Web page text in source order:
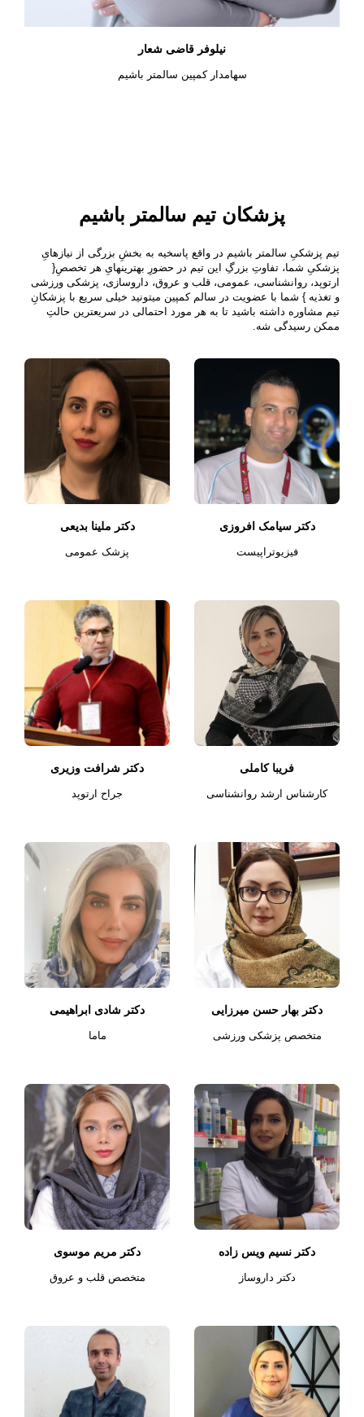
نیلوفر قاضی شعار
سهامدار کمپین سالمتر باشیم
پزشکان تیم سالمتر باشیم
تیم پزشکیِ سالمتر باشیم در واقع پاسخیه به بخشِ بزرگی از نیازهایِ
پزشکیِ شما، تفاوتِ بزرگِ این تیم در حضورِ بهترینهایِ هر تخصصِ{
ارتوپد، روانشناسی، عمومی، قلب و عروق، داروسازی، پزشکی ورزشی
و تغذیه } شما با عضویت در سالم کمپین میتونید خیلی سریع با پزشکانِ
تیم مشاوره داشته باشید تا به هر مورد احتمالی در سریعترین حالتِ
ممکن رسیدگی شه.
دکتر سیامک افروزی
فیزیوتراپیست
دکتر ملینا بدیعی
پزشک عمومی
فریبا کاملی
كارشناس ارشد روانشناسى
دکتر شرافت وزیری
جراح ارتوپد
دکتر بهار حسن میرزایی
متخصص پزشکی ورزشی
دکتر شادی ابراهیمی
ماما
دکتر نسیم ویس زاده
دکتر داروساز
دکتر مریم موسوی
متخصص قلب و عروق